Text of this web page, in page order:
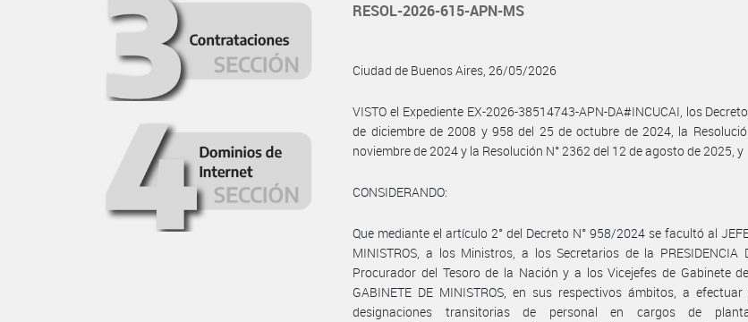
RESOL-2026-615-APN-MS
Ciudad de Buenos Aires, 26/05/2026
VISTO el Expediente EX-2026-38514743-APN-DA#INCUCAI, los
de diciembre de 2008 y 958 del 25 de octubre de 2024, la
noviembre de 2024 y la Resolución N° 2362 del 12 de agosto de 2025, y
CONSIDERANDO:
Que mediante el artículo 2° del Decreto N° 958/2024 se facultó al
MINISTROS, a los Ministros, a los Secretarios de la PRESIDENCIA
Procurador del Tesoro de la Nación y a los Vicejefes de Gabinete
GABINETE DE MINISTROS, en sus respectivos ámbitos, a
designaciones transitorias de personal en cargos de